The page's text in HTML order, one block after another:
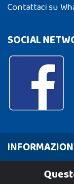
Contattaci su
SOCIAL
Cookie Policy